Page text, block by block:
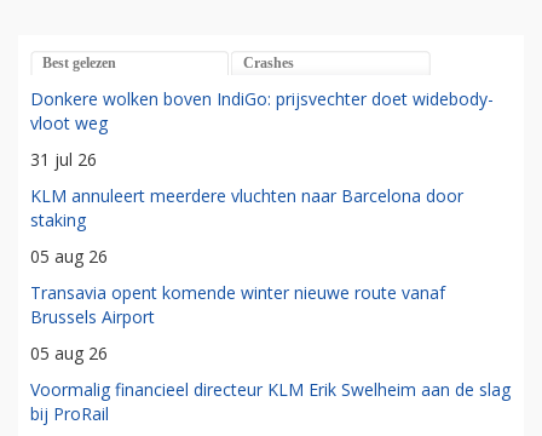
Best gelezen Crashes
Donkere wolken boven IndiGo: prijsvechter doet widebody-
vloot weg
31 jul 26
KLM annuleert meerdere vluchten naar Barcelona door
staking
05 aug 26
Transavia opent komende winter nieuwe route vanaf
Brussels Airport
05 aug 26
Voormalig financieel directeur KLM Erik Swelheim aan de slag
bij ProRail